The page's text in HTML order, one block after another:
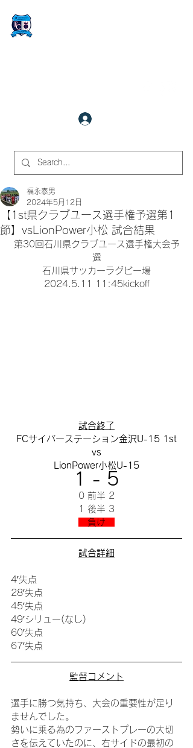
【1st県クラブユース選手権予選第1
節】vsLionPower小松 試合結果
福永泰男
2024年5月12日
第30回石川県クラブユース選手権大会予
選
石川県サッカーラグビー場
2024.5.11 11:45kickoff
試合終了
FCサイバーステーション金沢U-15 1st
vs
LionPower小松U-15
1 - 5
0 前半 2
1 後半 3
負け
試合詳細
4′失点
28′失点
45′失点
49′シリュー(なし)
60′失点
67′失点
監督コメント
選手に勝つ気持ち、大会の重要性が足り
ませんでした。
勢いに乗る為のファーストプレーの大切
さを伝えていたのに、右サイドの最初の